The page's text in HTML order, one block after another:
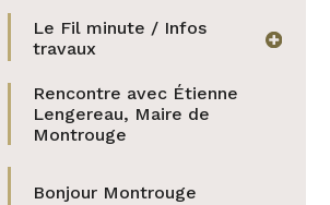
Le Fil minute / Infos
travaux
Rencontre avec Étienne
Lengereau, Maire de
Montrouge
Bonjour Montrouge